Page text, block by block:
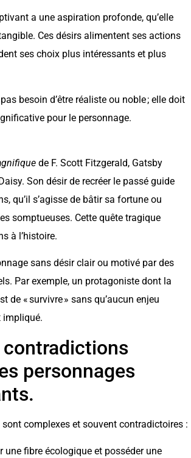
a une aspiration profonde, qu’elle
Ces désirs alimentent ses actions
ses choix plus intéressants et plus
besoin d’être réaliste ou noble ; elle doit
pour le personnage.
de F. Scott Fitzgerald, Gatsby
Son désir de recréer le passé guide
qu’il s’agisse de bâtir sa fortune ou
somptueuses. Cette quête tragique
à l’histoire.
sans désir clair ou motivé par des
Par exemple, un protagoniste dont la
de « survivre » sans qu’aucun enjeu
impliqué.
personnages
complexes et souvent contradictoires :
une fibre écologique et posséder une